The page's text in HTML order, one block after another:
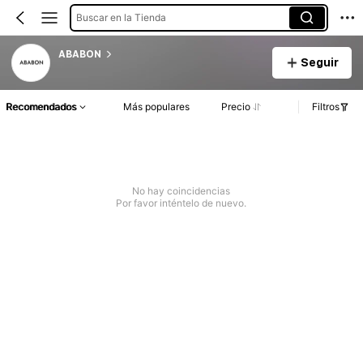
Buscar en la Tienda
ABABON
Seguir
Recomendados Más populares Precio Filtros
No hay coincidencias
Por favor inténtelo de nuevo.